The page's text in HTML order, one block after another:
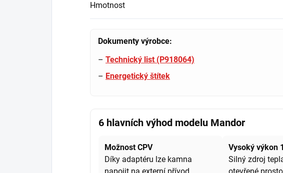
Hmotnost
Dokumenty výrobce:
– Technický list (P918064)
– Energetický štítek
6 hlavních výhod modelu Mandor
Možnost CPV
Díky adaptéru lze kamna
Vysoký výkon
Silný zdroj